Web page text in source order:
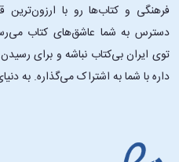
فرهنگی و کتاب‌ها رو با
دسترس به شما عاشق‌های کتاب
توی ایران بی‌کتاب نباشه و برای
داره با شما به اشتراک می‌گذاره. به